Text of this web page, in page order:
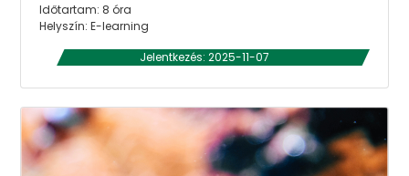
Időtartam: 8 óra
Helyszín: E-learning
Jelentkezés: 2025-11-07